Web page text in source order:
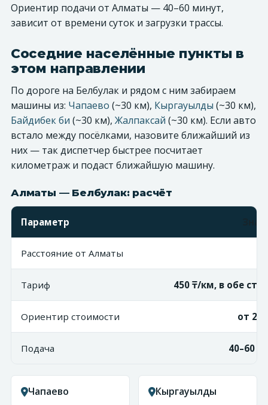
Ориентир подачи от Алматы — 40–60 минут,
зависит от времени суток и загрузки трассы.
Соседние населённые пункты в
этом направлении
По дороге на Белбулак и рядом с ним забираем
машины из: Чапаево (~30 км), Кыргауылды (~30 км),
Байдибек би (~30 км), Жалпаксай (~30 км). Если авто
встало между посёлками, назовите ближайший из
них — так диспетчер быстрее посчитает
километраж и подаст ближайшую машину.
Алматы — Белбулак: расчёт
Параметр
Расстояние от Алматы
Тариф 450 ₸/км, в обе
Ориентир стоимости от 27
Подача 40–60
Чапаево Кыргауылды